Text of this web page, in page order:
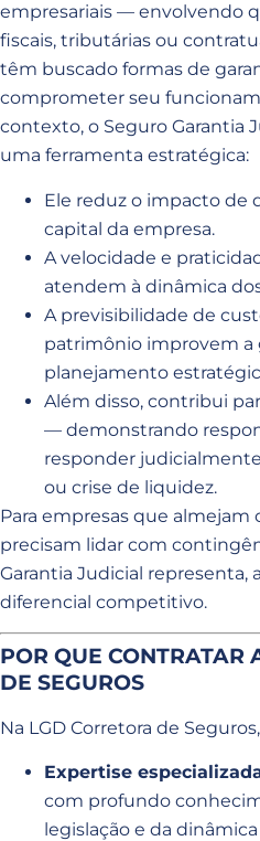
empresariais — envolvendo
fiscais, tributárias ou
têm buscado formas de
comprometer seu
contexto, o Seguro Garantia
uma ferramenta estratégica:
Ele reduz o impacto de
capital da empresa.
A velocidade e
atendem à dinâmica
A previsibilidade de
patrimônio improvem a
planejamento
Além disso, contribui
— demonstrando
responder
ou crise de liquidez.
Para empresas que
precisam lidar com
Garantia Judicial representa,
diferencial competitivo.
POR QUE CONTRATAR
DE SEGUROS
Na LGD Corretora de
Expertise
com profundo
legislação e da